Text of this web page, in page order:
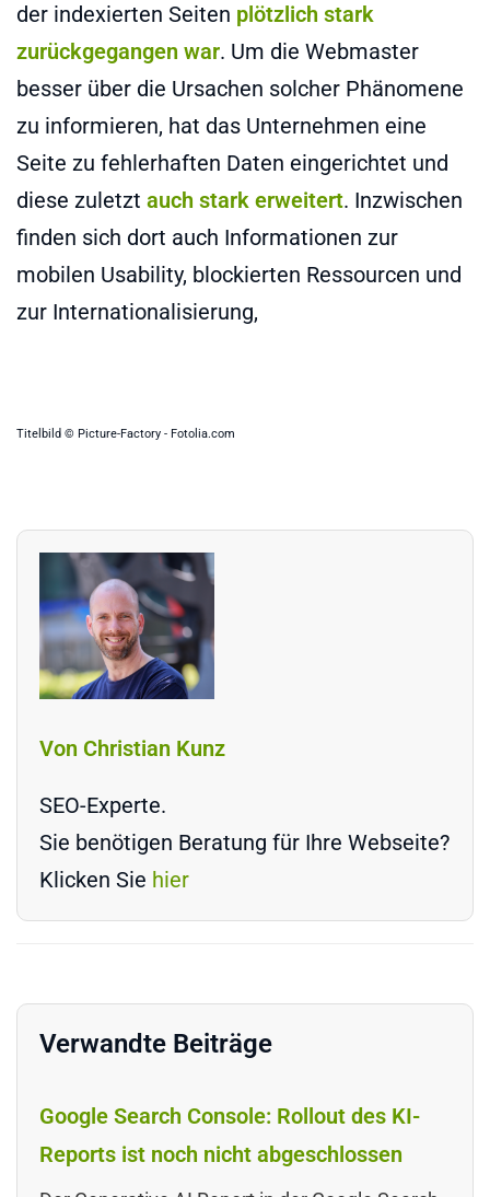
der indexierten Seiten plötzlich stark
zurückgegangen war. Um die Webmaster
besser über die Ursachen solcher Phänomene
zu informieren, hat das Unternehmen eine
Seite zu fehlerhaften Daten eingerichtet und
diese zuletzt auch stark erweitert. Inzwischen
finden sich dort auch Informationen zur
mobilen Usability, blockierten Ressourcen und
zur Internationalisierung,
Titelbild © Picture-Factory - Fotolia.com
Von Christian Kunz
SEO-Experte.
Sie benötigen Beratung für Ihre Webseite?
Klicken Sie hier
Verwandte Beiträge
Google Search Console: Rollout des KI-
Reports ist noch nicht abgeschlossen